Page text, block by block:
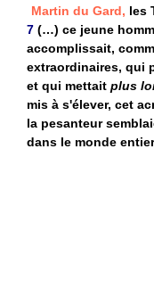
Martin du Gard, les
7 (…) ce jeune
accomplissait,
extraordinaires, qui
et qui mettait plus
mis à s'élever, cet
la pesanteur
dans le monde